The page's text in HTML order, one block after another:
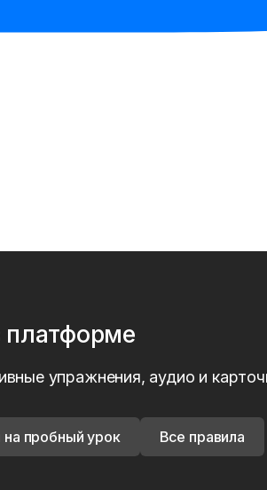
платформе
упражнения, аудио и
на пробный урок Все правила